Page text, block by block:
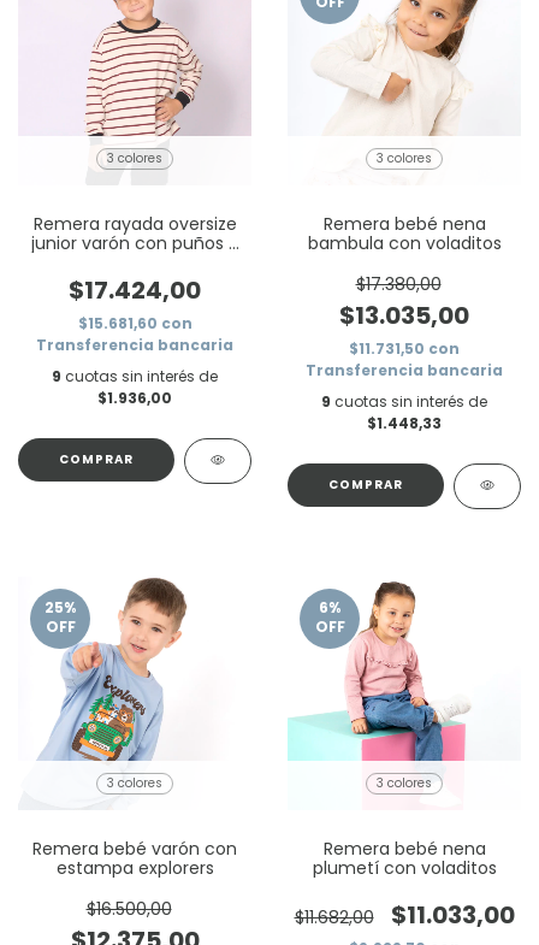
3 colores
Remera rayada oversize
junior varón con puños y
$17.424,00
$15.681,60 con
Transferencia bancaria
9 cuotas sin interés de
$1.936,00
COMPRAR
3 colores
Remera bebé nena
bambula con voladitos
$17.380,00
$13.035,00
$11.731,50 con
Transferencia bancaria
9 cuotas sin interés de
$1.448,33
COMPRAR
25%
OFF
3 colores
Remera bebé varón con
estampa explorers
$16.500,00
6%
OFF
3 colores
Remera bebé nena
plumetí con voladitos
$11.682,00 $11.033,00